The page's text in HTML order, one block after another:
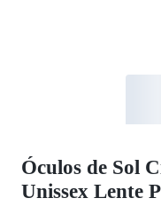
Óculos de Sol
Unissex Lente